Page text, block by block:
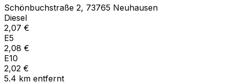
Schönbuchstraße 2, 73765 Neuhausen
Diesel
2,07 €
E5
2,08 €
E10
2,02 €
5.4 km entfernt